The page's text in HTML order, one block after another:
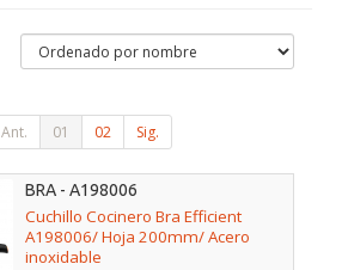
Ant. 01 02 Sig.
BRA - A198006
Cuchillo Cocinero Bra Efficient
A198006/ Hoja 200mm/ Acero
inoxidable